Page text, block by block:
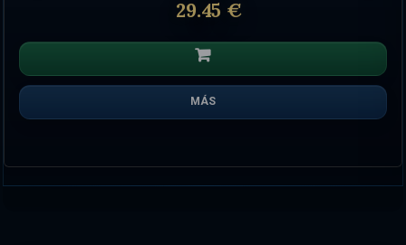
29.45 €
MÁS